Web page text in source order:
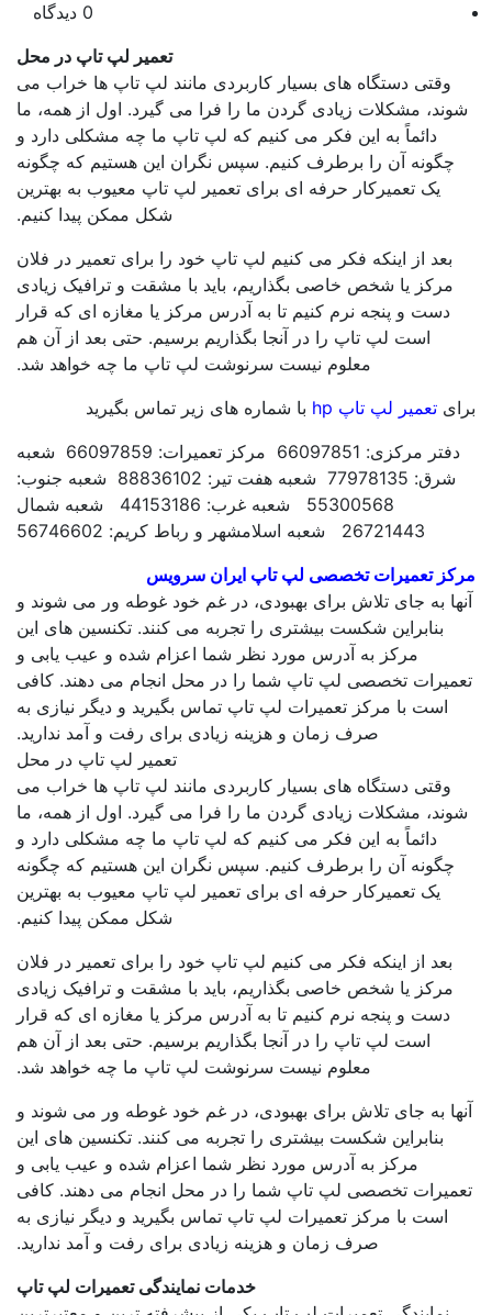
تعمیر لپ تاپ در محل
دستگاه های بسیار کاربردی مانند لپ تاپ ها خراب می
مشکلات زیادی گردن ما را فرا می گیرد. اول از همه، ما
دائماً به این فکر می کنیم که لپ تاپ ما چه مشکلی دارد و
آن را برطرف کنیم. سپس نگران این هستیم که چگونه
یک تعمیرکار حرفه ای برای تعمیر لپ تاپ معیوب به بهترین
شکل ممکن پیدا کنیم.
از اینکه فکر می کنیم لپ تاپ خود را برای تعمیر در فلان
یا شخص خاصی بگذاریم، باید با مشقت و ترافیک زیادی
و پنجه نرم کنیم تا به آدرس مرکز یا مغازه ای که قرار
است لپ تاپ را در آنجا بگذاریم برسیم. حتی بعد از آن هم
معلوم نیست سرنوشت لپ تاپ ما چه خواهد شد.
تعمیر لپ تاپ hp
با شماره های زیر تماس بگیرید
دفتر مرکزی: 66097851 مرکز تعمیرات: 66097859 شعبه
شرق: 77978135 شعبه هفت تیر: 88836102 شعبه جنوب:
55300568 شعبه غرب: 44153186 شعبه شمال
26721443 شعبه اسلامشهر و رباط کریم: 56746602
تعمیرات تخصصی لپ تاپ ایران سرویس
به جای تلاش برای بهبودی، در غم خود غوطه ور می شوند و
شکست بیشتری را تجربه می کنند. تکنسین های این
مرکز به آدرس مورد نظر شما اعزام شده و عیب یابی و
تخصصی لپ تاپ شما را در محل انجام می دهند. کافی
با مرکز تعمیرات لپ تاپ تماس بگیرید و دیگر نیازی به
صرف زمان و هزینه زیادی برای رفت و آمد ندارید.
تعمیر لپ تاپ در محل
دستگاه های بسیار کاربردی مانند لپ تاپ ها خراب می
مشکلات زیادی گردن ما را فرا می گیرد. اول از همه، ما
دائماً به این فکر می کنیم که لپ تاپ ما چه مشکلی دارد و
آن را برطرف کنیم. سپس نگران این هستیم که چگونه
یک تعمیرکار حرفه ای برای تعمیر لپ تاپ معیوب به بهترین
شکل ممکن پیدا کنیم.
از اینکه فکر می کنیم لپ تاپ خود را برای تعمیر در فلان
یا شخص خاصی بگذاریم، باید با مشقت و ترافیک زیادی
و پنجه نرم کنیم تا به آدرس مرکز یا مغازه ای که قرار
است لپ تاپ را در آنجا بگذاریم برسیم. حتی بعد از آن هم
معلوم نیست سرنوشت لپ تاپ ما چه خواهد شد.
به جای تلاش برای بهبودی، در غم خود غوطه ور می شوند و
شکست بیشتری را تجربه می کنند. تکنسین های این
مرکز به آدرس مورد نظر شما اعزام شده و عیب یابی و
تخصصی لپ تاپ شما را در محل انجام می دهند. کافی
با مرکز تعمیرات لپ تاپ تماس بگیرید و دیگر نیازی به
صرف زمان و هزینه زیادی برای رفت و آمد ندارید.
خدمات نمایندگی تعمیرات لپ تاپ